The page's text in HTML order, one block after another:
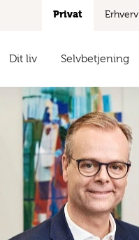
Privat Erhverv
Dit liv Selvbetjening